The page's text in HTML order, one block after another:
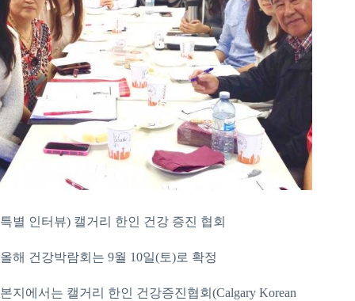
특별 인터뷰) 캘거리 한인 건강 증진 협회
올해 건강박람회는 9월 10일(토)로 확정
본지에서는 캘거리 한인 건강증진협회(Calgary Korean